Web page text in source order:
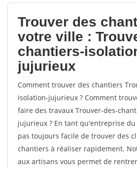
votes
Trouver des
votre ville :
chantiers-
jujurieux
Comment trouver des chantiers
isolation-jujurieux ? Comment
faire des travaux Trouver-des-
jujurieux ? En tant qu'entreprise
pas toujours facile de trouver des
chantiers à réaliser rapidement.
aux artisans vous permet de